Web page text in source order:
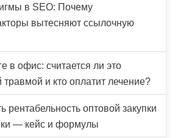
в SEO: Почему
вытесняют ссылочную
в офис: считается ли это
травмой и кто оплатит лечение?
рентабельность оптовой закупки
— кейс и формулы